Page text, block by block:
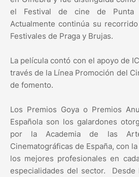
el Festival de cine de Punta
Actualmente continúa su
Festivales de Praga y Brujas.
La película contó con el apoyo de
través de la Línea Promoción del
de fomento.
Los Premios Goya o Premios
Española son los galardones
por la Academia de las
Cinematográficas de España, con
los mejores profesionales en
especialidades del sector. Desde